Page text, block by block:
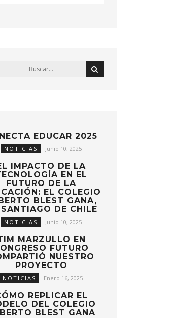
EDUCAR 2025
NOTICIAS Junio 10, 2025
IMPACTO DE LA
EN EL
FUTURO DE LA
EL COLEGIO
BLEST GANA,
DE CHILE
NOTICIAS Junio 10, 2025
MARZULLO EN
FUTURO
NUESTRO
PROYECTO
NOTICIAS Enero 16, 2025
REPLICAR EL
DEL COLEGIO
BLEST GANA